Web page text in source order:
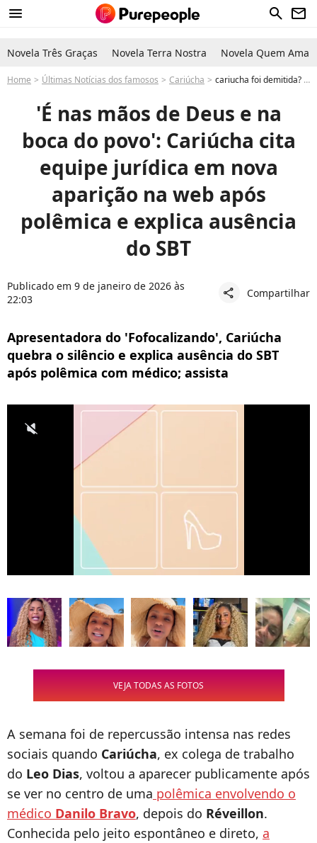
menu search newsletter
Novela Três Graças Novela Terra Nostra Novela Quem Ama
Home Últimas Notícias dos famosos Cariúcha cariucha foi demitida? polêmica médico apresentadora do fofocalizando no sbt quebra silêncio e cita equipe jurídica em nova aparição na web após rumores
'É nas mãos de Deus e na
boca do povo': Cariúcha cita
equipe jurídica em nova
aparição na web após
polêmica e explica ausência
do SBT
Publicado em 9 de janeiro de 2026 às
22:03
share Compartilhar
Apresentadora do 'Fofocalizando', Cariúcha
quebra o silêncio e explica ausência do SBT
após polêmica com médico; assista
VEJA TODAS AS FOTOS
A semana foi de repercussão intensa nas redes
sociais quando Cariúcha, ex colega de trabalho
do Leo Dias, voltou a aparecer publicamente após
se ver no centro de uma polêmica envolvendo o
médico Danilo Bravo, depois do Réveillon.
Conhecida pelo jeito espontâneo e direto, a